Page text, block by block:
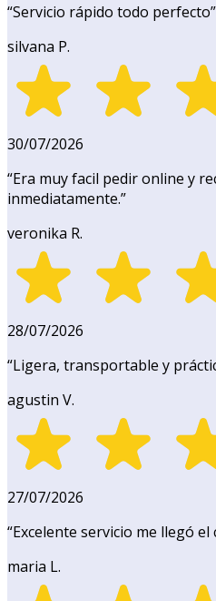
“Servicio rápido todo perfecto”
silvana P.
30/07/2026
“Era muy facil pedir online y
inmediatamente.”
veronika R.
28/07/2026
“Ligera, transportable y
agustin V.
27/07/2026
“Excelente servicio me llegó el
maria L.